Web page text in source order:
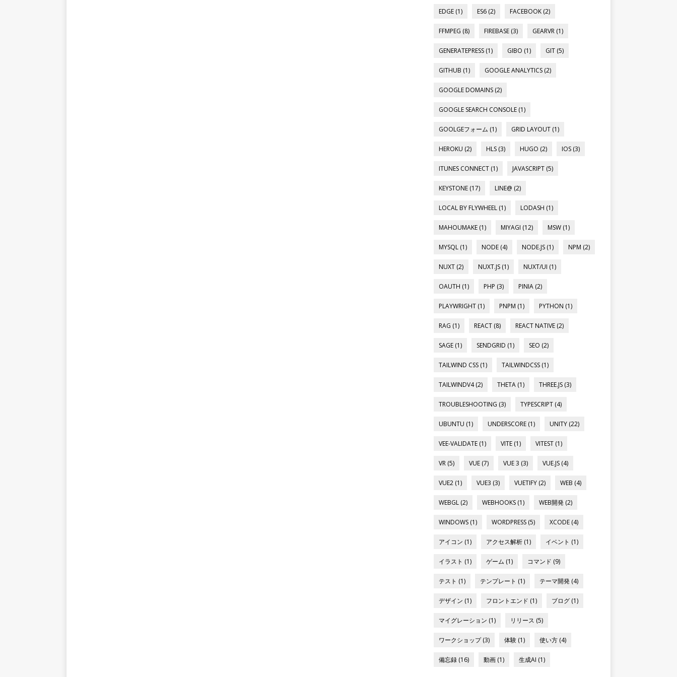
EDGE (1) ES6 (2) FACEBOOK (2)
FFMPEG (8) FIREBASE (3) GEARVR (1)
GENERATEPRESS (1) GIBO (1) GIT (5)
GITHUB (1) GOOGLE ANALYTICS (2)
GOOGLE DOMAINS (2)
GOOGLE SEARCH CONSOLE (1)
GOOLGEフォーム (1) GRID LAYOUT (1)
HEROKU (2) HLS (3) HUGO (2) IOS (3)
ITUNES CONNECT (1) JAVASCRIPT (5)
KEYSTONE (17) LINE@ (2)
LOCAL BY FLYWHEEL (1) LODASH (1)
MAHOUMAKE (1) MIYAGI (12) MSW (1)
MYSQL (1) NODE (4) NODE.JS (1) NPM (2)
NUXT (2) NUXT.JS (1) NUXT/UI (1)
OAUTH (1) PHP (3) PINIA (2)
PLAYWRIGHT (1) PNPM (1) PYTHON (1)
RAG (1) REACT (8) REACT NATIVE (2)
SAGE (1) SENDGRID (1) SEO (2)
TAILWIND CSS (1) TAILWINDCSS (1)
TAILWINDV4 (2) THETA (1) THREE.JS (3)
TROUBLESHOOTING (3) TYPESCRIPT (4)
UBUNTU (1) UNDERSCORE (1) UNITY (22)
VEE-VALIDATE (1) VITE (1) VITEST (1)
VR (5) VUE (7) VUE 3 (3) VUE.JS (4)
VUE2 (1) VUE3 (3) VUETIFY (2) WEB (4)
WEBGL (2) WEBHOOKS (1) WEB開発 (2)
WINDOWS (1) WORDPRESS (5) XCODE (4)
アイコン (1) アクセス解析 (1) イベント (1)
イラスト (1) ゲーム (1) コマンド (9)
テスト (1) テンプレート (1) テーマ開発 (4)
デザイン (1) フロントエンド (1) ブログ (1)
マイグレーション (1) リリース (5)
ワークショップ (3) 体験 (1) 使い方 (4)
備忘録 (16) 動画 (1) 生成AI (1)